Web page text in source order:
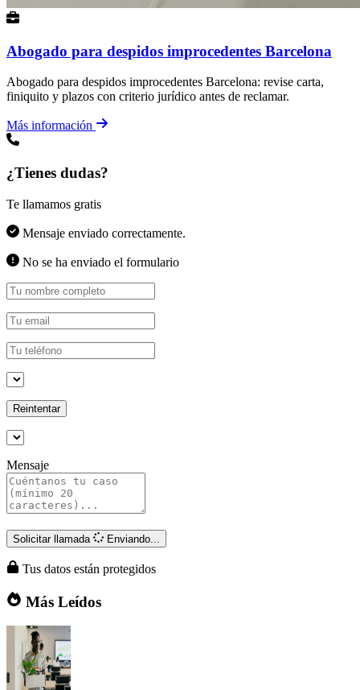
Abogado para despidos improcedentes Barcelona
Abogado para despidos improcedentes Barcelona: revise carta,
finiquito y plazos con criterio jurídico antes de reclamar.
Más información
¿Tienes dudas?
Te llamamos gratis
Mensaje enviado correctamente.
No se ha enviado el formulario
Reintentar
Mensaje
Solicitar llamada Enviando...
Tus datos están protegidos
Más Leídos